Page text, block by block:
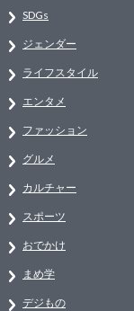
SDGs
ジェンダー
ライフスタイル
エンタメ
ファッション
グルメ
カルチャー
スポーツ
おでかけ
まめ学
デジもの